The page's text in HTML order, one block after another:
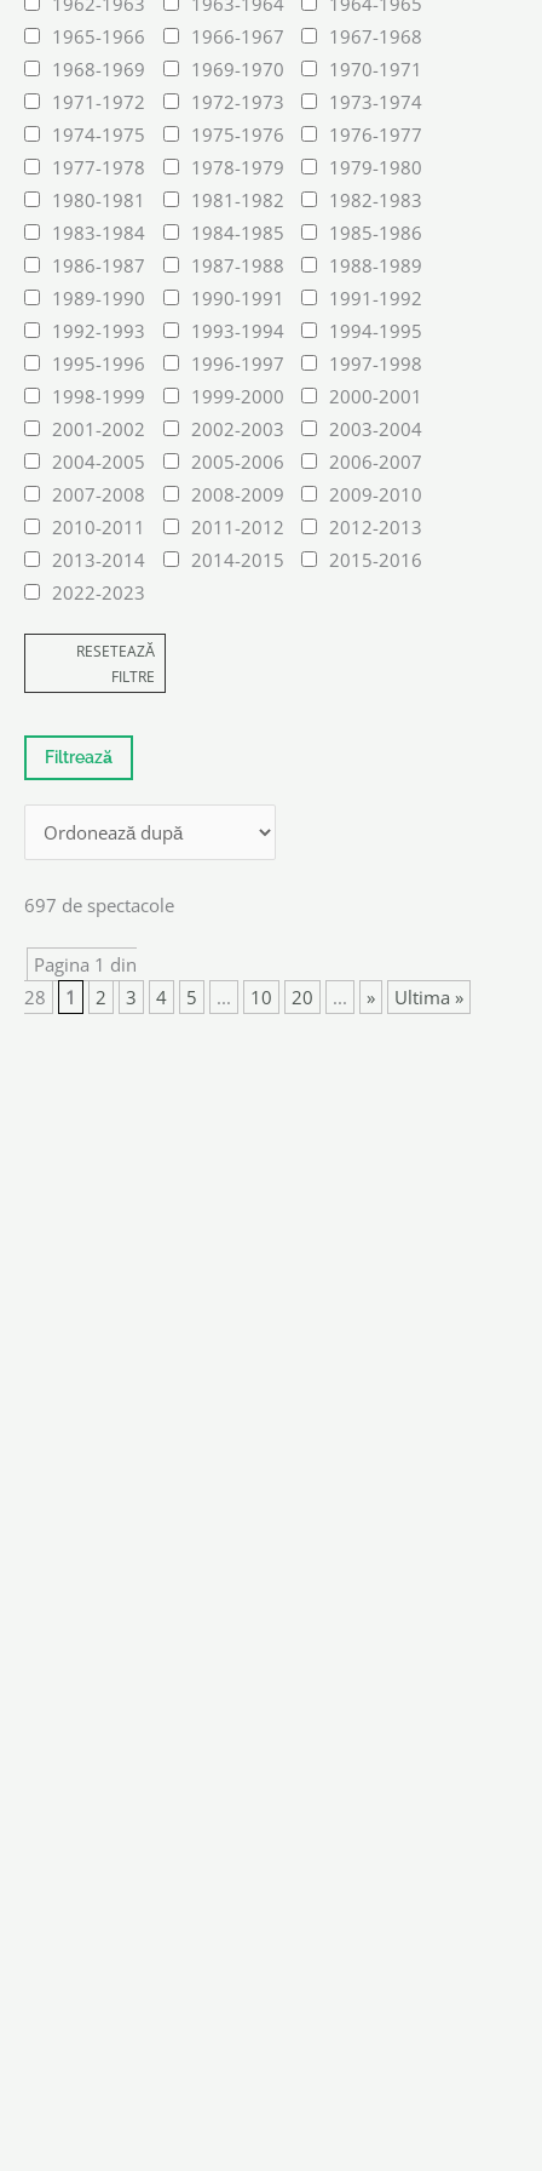
1965-1966
1966-1967
1967-1968
1968-1969
1969-1970
1970-1971
1971-1972
1972-1973
1973-1974
1974-1975
1975-1976
1976-1977
1977-1978
1978-1979
1979-1980
1980-1981
1981-1982
1982-1983
1983-1984
1984-1985
1985-1986
1986-1987
1987-1988
1988-1989
1989-1990
1990-1991
1991-1992
1992-1993
1993-1994
1994-1995
1995-1996
1996-1997
1997-1998
1998-1999
1999-2000
2000-2001
2001-2002
2002-2003
2003-2004
2004-2005
2005-2006
2006-2007
2007-2008
2008-2009
2009-2010
2010-2011
2011-2012
2012-2013
2013-2014
2014-2015
2015-2016
2022-2023
RESETEAZĂ
FILTRE
697 de spectacole
Pagina 1 din
28
1 2 3 4 5 ... 10 20 ... » Ultima »